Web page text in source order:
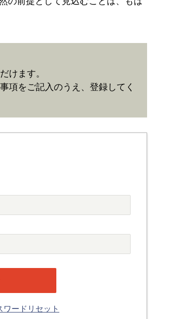
けます。
項をご記入のうえ、登録してく
ワードリセット